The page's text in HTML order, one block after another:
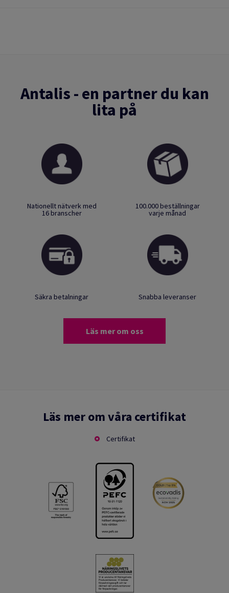
Antalis - en partner du kan
lita på
Nationellt nätverk med
16 branscher
100.000 beställningar
varje månad
Säkra betalningar Snabba leveranser
Läs mer om oss
Läs mer om våra certifikat
Certifikat